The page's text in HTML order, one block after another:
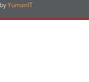
YumanIT